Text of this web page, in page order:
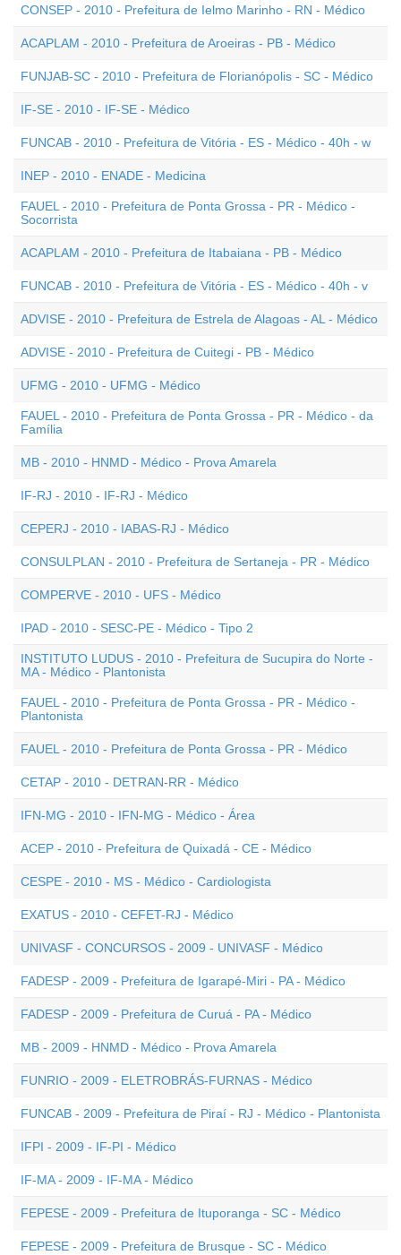
CONSEP - 2010 - Prefeitura de Ielmo Marinho - RN - Médico
ACAPLAM - 2010 - Prefeitura de Aroeiras - PB - Médico
FUNJAB-SC - 2010 - Prefeitura de Florianópolis - SC - Médico
IF-SE - 2010 - IF-SE - Médico
FUNCAB - 2010 - Prefeitura de Vitória - ES - Médico - 40h - w
INEP - 2010 - ENADE - Medicina
FAUEL - 2010 - Prefeitura de Ponta Grossa - PR - Médico -
Socorrista
ACAPLAM - 2010 - Prefeitura de Itabaiana - PB - Médico
FUNCAB - 2010 - Prefeitura de Vitória - ES - Médico - 40h - v
ADVISE - 2010 - Prefeitura de Estrela de Alagoas - AL - Médico
ADVISE - 2010 - Prefeitura de Cuitegi - PB - Médico
UFMG - 2010 - UFMG - Médico
FAUEL - 2010 - Prefeitura de Ponta Grossa - PR - Médico - da
Família
MB - 2010 - HNMD - Médico - Prova Amarela
IF-RJ - 2010 - IF-RJ - Médico
CEPERJ - 2010 - IABAS-RJ - Médico
CONSULPLAN - 2010 - Prefeitura de Sertaneja - PR - Médico
COMPERVE - 2010 - UFS - Médico
IPAD - 2010 - SESC-PE - Médico - Tipo 2
INSTITUTO LUDUS - 2010 - Prefeitura de Sucupira do Norte -
MA - Médico - Plantonista
FAUEL - 2010 - Prefeitura de Ponta Grossa - PR - Médico -
Plantonista
FAUEL - 2010 - Prefeitura de Ponta Grossa - PR - Médico
CETAP - 2010 - DETRAN-RR - Médico
IFN-MG - 2010 - IFN-MG - Médico - Área
ACEP - 2010 - Prefeitura de Quixadá - CE - Médico
CESPE - 2010 - MS - Médico - Cardiologista
EXATUS - 2010 - CEFET-RJ - Médico
UNIVASF - CONCURSOS - 2009 - UNIVASF - Médico
FADESP - 2009 - Prefeitura de Igarapé-Miri - PA - Médico
FADESP - 2009 - Prefeitura de Curuá - PA - Médico
MB - 2009 - HNMD - Médico - Prova Amarela
FUNRIO - 2009 - ELETROBRÁS-FURNAS - Médico
FUNCAB - 2009 - Prefeitura de Piraí - RJ - Médico - Plantonista
IFPI - 2009 - IF-PI - Médico
IF-MA - 2009 - IF-MA - Médico
FEPESE - 2009 - Prefeitura de Ituporanga - SC - Médico
FEPESE - 2009 - Prefeitura de Brusque - SC - Médico